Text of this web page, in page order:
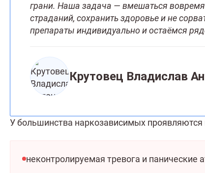
грани. Наша задача — вмешаться
страданий, сохранить здоровье и не
препараты индивидуально и остаёмся
Крутовец Владислав
У большинства наркозависимых
неконтролируемая тревога и панические